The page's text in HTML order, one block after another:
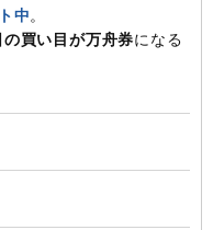
中。
の買い目が万舟券になる